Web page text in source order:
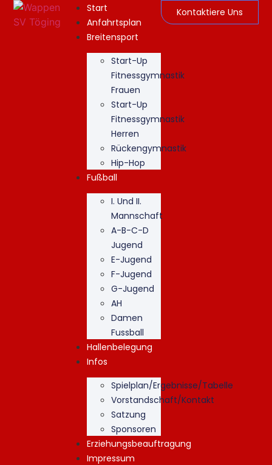
Start
Anfahrtsplan
Breitensport
Start-Up
Fitnessgymnastik
Frauen
Start-Up
Fitnessgymnastik
Herren
Rückengymnastik
Hip-Hop
Fußball
I. Und II.
Mannschaft
A-B-C-D
Jugend
E-Jugend
F-Jugend
G-Jugend
AH
Damen
Fussball
Hallenbelegung
Infos
Spielplan/Ergebnisse/Tabelle
Vorstandschaft/Kontakt
Satzung
Sponsoren
Erziehungsbeauftragung
Impressum
Kontaktiere Uns